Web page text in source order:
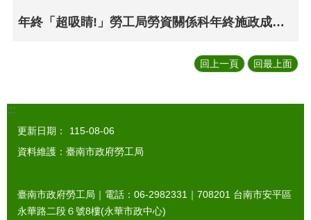
年終「超吸睛!」勞工局勞資關係科年終施政成果，加碼邀請奇巧劇團2場勞動法令校園巡迴演出
回上一頁 回最上面
:::
更新日期：
115-08-06
資料維護：臺南市政府勞工局
臺南市政府勞工局｜電話：06-2982331｜ 708201 台南市安平區
永華路二段６號8樓(永華市政中心)